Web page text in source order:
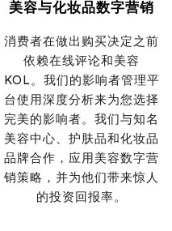
美容与化妆品数字营销
消费者在做出购买决定之前
依赖在线评论和美容
KOL。我们的影响者管理平
台使用深度分析来为您选择
完美的影响者。我们与知名
美容中心、护肤品和化妆品
品牌合作，应用美容数字营
销策略，并为他们带来惊人
的投资回报率。